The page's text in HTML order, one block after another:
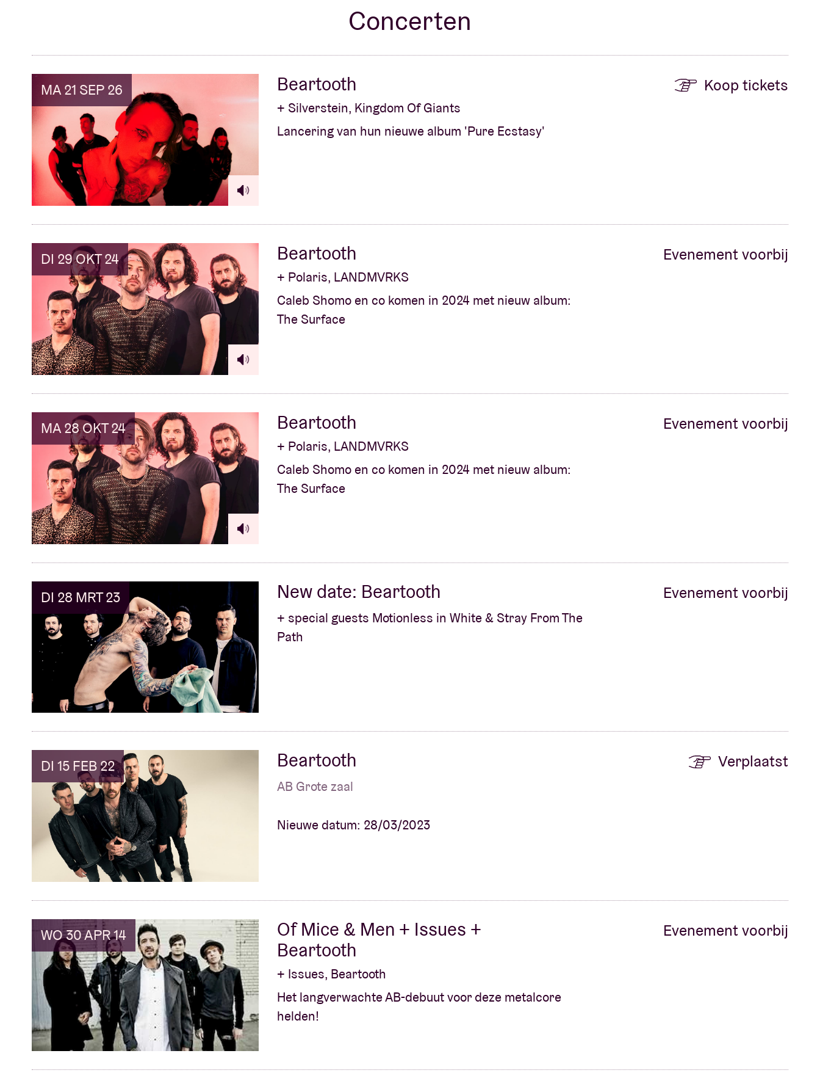
Bezoekersinfo
AB ❤ you
Over AB
Concerten
MA 21 SEP 26 Beartooth
+ Silverstein, Kingdom Of Giants
Lancering van hun nieuwe album 'Pure Ecstasy'
Koop tickets
DI 29 OKT 24 Beartooth
+ Polaris, LANDMVRKS
Caleb Shomo en co komen in 2024 met nieuw album:
The Surface
Evenement voorbij
MA 28 OKT 24 Beartooth
+ Polaris, LANDMVRKS
Caleb Shomo en co komen in 2024 met nieuw album:
The Surface
Evenement voorbij
DI 28 MRT 23 New date: Beartooth
+ special guests Motionless in White & Stray From The
Path
Evenement voorbij
DI 15 FEB 22 Beartooth
AB Grote zaal
Nieuwe datum: 28/03/2023
Verplaatst
WO 30 APR 14
Of Mice & Men + Issues +
Beartooth
+ Issues, Beartooth
Het langverwachte AB-debuut voor deze metalcore
helden!
Evenement voorbij